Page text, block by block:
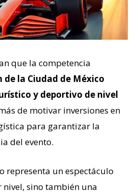
que la competencia
la Ciudad de México
y deportivo de nivel
de motivar inversiones en
para garantizar la
del evento.
representa un espectáculo
sino también una